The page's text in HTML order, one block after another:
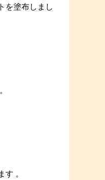
を塗布しまし
。